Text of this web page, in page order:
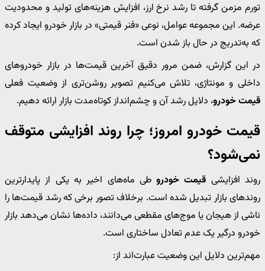
تورم مزمن گرفته تا رشد نرخ ارز، افزایش هزینه‌های تولید و محدودیت
عرضه. این مجموعه عوامل، نوعی «فنر قیمتی» در بازار خودرو ایجاد کرده
که به‌تدریج در حال باز شدن است.
در این گزارش، ضمن مرور دقیق آخرین قیمت‌ها در بازار خودروهای
داخلی و مونتاژی، تلاش می‌کنیم تصویر روشن‌تری از وضعیت فعلی
قیمت خودرو، دلایل رشد آن و چشم‌انداز کوتاه‌مدت بازار ارائه دهیم.
قیمت خودرو امروز؛ چرا روند افزایشی متوقف
نمی‌شود؟
روند افزایشی قیمت خودروطی ماه‌های اخیر به یکی از پایدارترین
روندهای بازار تبدیل شده است. برخلاف تصور برخی که رشد قیمت‌ها را
ناشی از هیجان یا موج‌های مقطعی می‌دانند، داده‌ها نشان می‌دهد بازار
خودرو درگیر یک عدم تعادل ساختاری است.
مهم‌ترین دلایل این وضعیت عبارت‌اند از: